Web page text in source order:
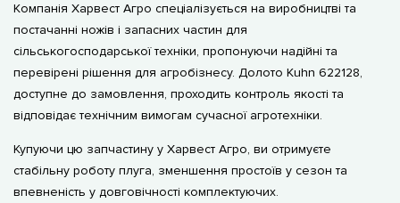
Компанія Харвест Агро спеціалізується на виробництві та
постачанні ножів і запасних частин для
сільськогосподарської техніки, пропонуючи надійні та
перевірені рішення для агробізнесу. Долото Kuhn 622128,
доступне до замовлення, проходить контроль якості та
відповідає технічним вимогам сучасної агротехніки.
Купуючи цю запчастину у Харвест Агро, ви отримуєте
стабільну роботу плуга, зменшення простоїв у сезон та
впевненість у довговічності комплектуючих.